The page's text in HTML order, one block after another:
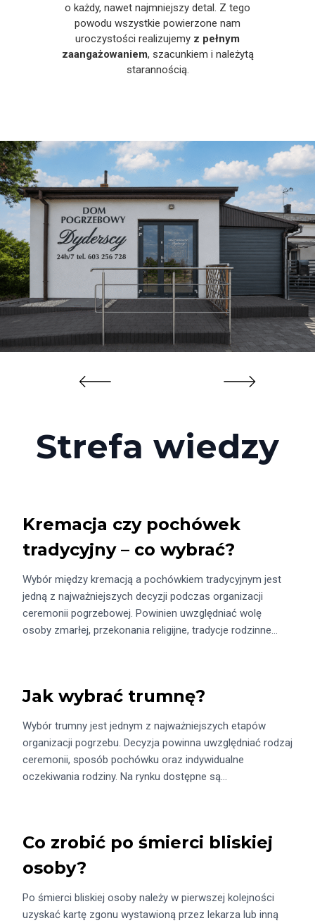
o każdy, nawet najmniejszy detal. Z tego
powodu wszystkie powierzone nam
uroczystości realizujemy z pełnym
zaangażowaniem, szacunkiem i należytą
starannością.
Strefa wiedzy
Kremacja czy pochówek
tradycyjny – co wybrać?
Wybór między kremacją a pochówkiem tradycyjnym jest
jedną z najważniejszych decyzji podczas organizacji
ceremonii pogrzebowej. Powinien uwzględniać wolę
osoby zmarłej, przekonania religijne, tradycje rodzinne…
Jak wybrać trumnę?
Wybór trumny jest jednym z najważniejszych etapów
organizacji pogrzebu. Decyzja powinna uwzględniać rodzaj
ceremonii, sposób pochówku oraz indywidualne
oczekiwania rodziny. Na rynku dostępne są…
Co zrobić po śmierci bliskiej
osoby?
Po śmierci bliskiej osoby należy w pierwszej kolejności
uzyskać kartę zgonu wystawioną przez lekarza lub inną